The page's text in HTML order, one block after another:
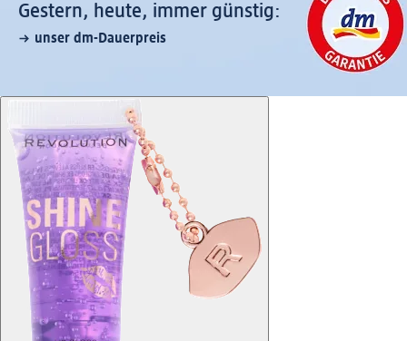
Gestern, heute, immer günstig:
unser dm-Dauerpreis